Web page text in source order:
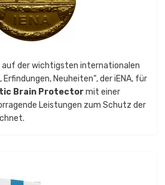
auf der wichtigsten internationalen
Neuheiten“, der iENA, für
Brain Protectormit einer
Leistungen zum Schutz der